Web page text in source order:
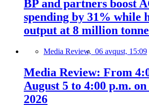
BP and partners boost
spending by 31% while
output at 8 million
Media Review, 06 avqust, 15:09
Media Review: From
August 5 to 4:00 p.m.
2026